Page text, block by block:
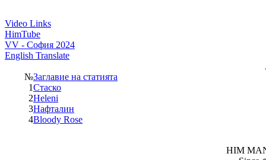
Video Links
HimTube
VV - София 2024
English Translate
№Заглавие на статията
1Стаско
2Heleni
3Нафталин
4Bloody Rose
HIM